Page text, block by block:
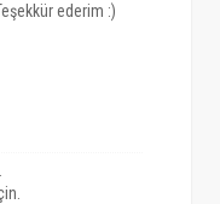
ederim :)